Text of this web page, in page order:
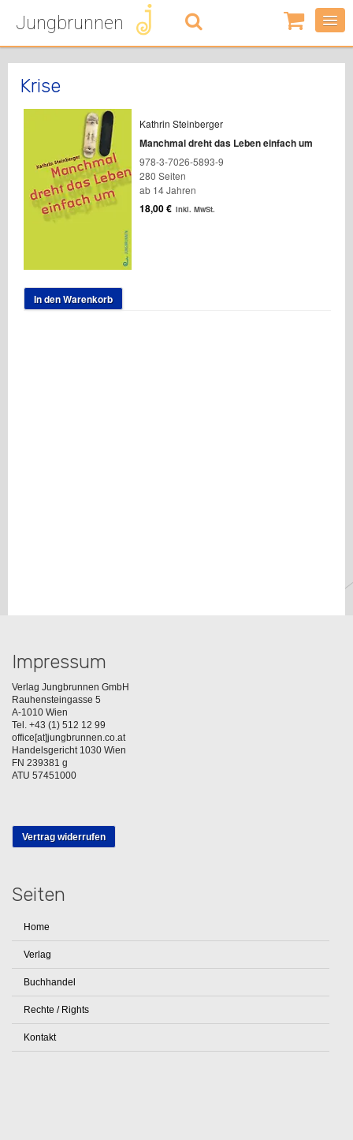
Jungbrunnen
0
Artikel
-
Krise
Kathrin Steinberger
Manchmal dreht das Leben einfach um
978-3-7026-5893-9
280 Seiten
ab 14 Jahren
18,00€ inkl. MwSt.
In den Warenkorb
Impressum
Verlag Jungbrunnen GmbH
Rauhensteingasse 5
A-1010 Wien
Tel. +43 (1) 512 12 99
office[at]jungbrunnen.co.at
Handelsgericht 1030 Wien
FN 239381 g
ATU 57451000
Vertrag widerrufen
Seiten
Home
Verlag
Buchhandel
Rechte / Rights
Kontakt